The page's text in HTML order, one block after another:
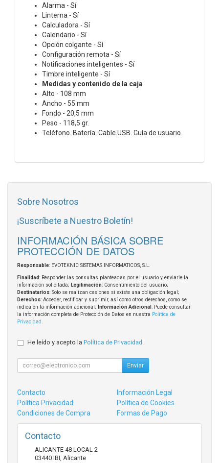
Alarma - Sí
Linterna - Sí
Calculadora - Sí
Calendario - Sí
Opción colgante - Sí
Configuración remota - Sí
Notificaciones inteligentes - Sí
Timbre inteligente - Sí
Medidas y contenido de la caja
Alto - 108 mm
Ancho - 55 mm
Fondo - 20,5 mm
Peso - 118,5 gr.
Teléfono. Batería. Cable USB. Guía de usuario.
Sobre Nosotros
¡Suscríbete a Nuestro Boletín!
INFORMACIÓN BÁSICA SOBRE
PROTECCIÓN DE DATOS
Responsable: EVOTEKNIC SISTEMAS INFORMATICOS, S.L.
Finalidad: Responder las consultas planteadas por el usuario y enviarle la
información solicitada; Legitimación: Consentimiento del usuario;
Destinatarios: Solo se realizan cesiones si existe una obligación legal;
Derechos: Acceder, rectificar y suprimir, así como otros derechos, como se
indica en la información adicional;
Información Adicional : Puede consultar
la información completa de Protección de Datos en nuestra Política de
Privacidad
He leído y acepto la Política de Privacidad
Enviar
Contacto
Información Legal
Política Privacidad
Política de Cookies
Condiciones de Compra
Formas de Pago
Contacto
ALICANTE 48 LOCAL 2
03440 IBI Alicante